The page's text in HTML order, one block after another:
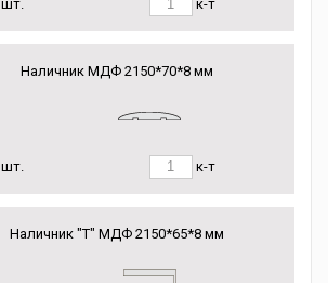
шт. к-т
Наличник МДФ 2150*70*8 мм
шт. к-т
Наличник "Т" МДФ 2150*65*8 мм